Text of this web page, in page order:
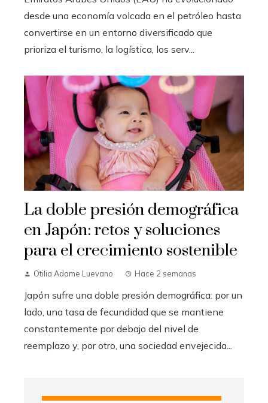
desde una economía volcada en el petróleo hasta
convertirse en un entorno diversificado que
prioriza el turismo, la logística, los serv...
La doble presión demográfica
en Japón: retos y soluciones
para el crecimiento sostenible
Otilia Adame Luevano Hace 2 semanas
Japón sufre una doble presión demográfica: por un
lado, una tasa de fecundidad que se mantiene
constantemente por debajo del nivel de
reemplazo y, por otro, una sociedad envejecida...